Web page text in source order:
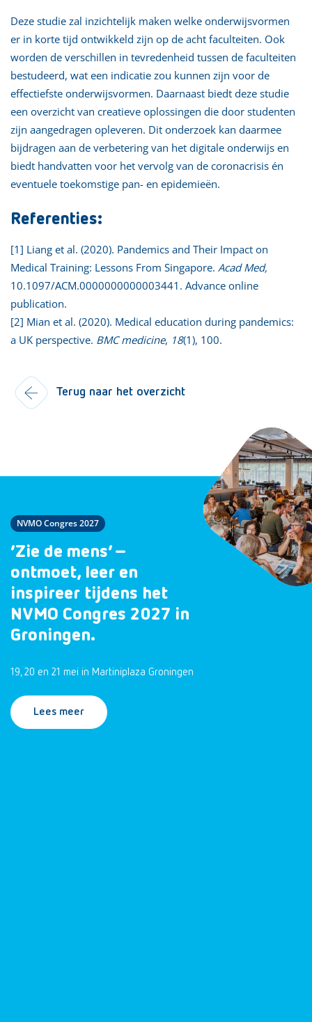
Deze studie zal inzichtelijk maken welke onderwijsvormen
er in korte tijd ontwikkeld zijn op de acht faculteiten. Ook
worden de verschillen in tevredenheid tussen de faculteiten
bestudeerd, wat een indicatie zou kunnen zijn voor de
effectiefste onderwijsvormen. Daarnaast biedt deze studie
een overzicht van creatieve oplossingen die door studenten
zijn aangedragen opleveren. Dit onderzoek kan daarmee
bijdragen aan de verbetering van het digitale onderwijs en
biedt handvatten voor het vervolg van de coronacrisis én
eventuele toekomstige pan- en epidemieën.
Referenties:
[1] Liang et al. (2020). Pandemics and Their Impact on
Medical Training: Lessons From Singapore. Acad Med,
10.1097/ACM.0000000000003441. Advance online
publication.
[2] Mian et al. (2020). Medical education during pandemics:
a UK perspective. BMC medicine, 18(1), 100.
Terug naar het overzicht
NVMO Congres 2027
‘Zie de mens’ –
ontmoet, leer en
inspireer tijdens het
NVMO Congres 2027 in
Groningen.
19, 20 en 21 mei in Martiniplaza Groningen
Lees meer